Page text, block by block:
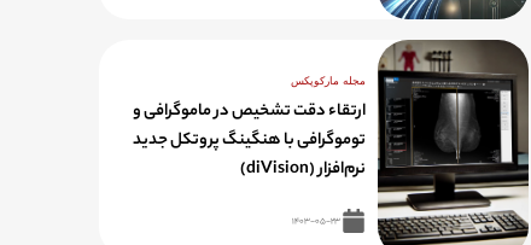
مجله مارکوپکس
ارتقاء دقت تشخیص در ماموگرافی و
توموگرافی با هنگینگ پروتکل جدید
نرم‌افزار (diVision)